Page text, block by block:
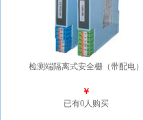
检测端隔离式安全栅（带配电）
￥
已有0人购买